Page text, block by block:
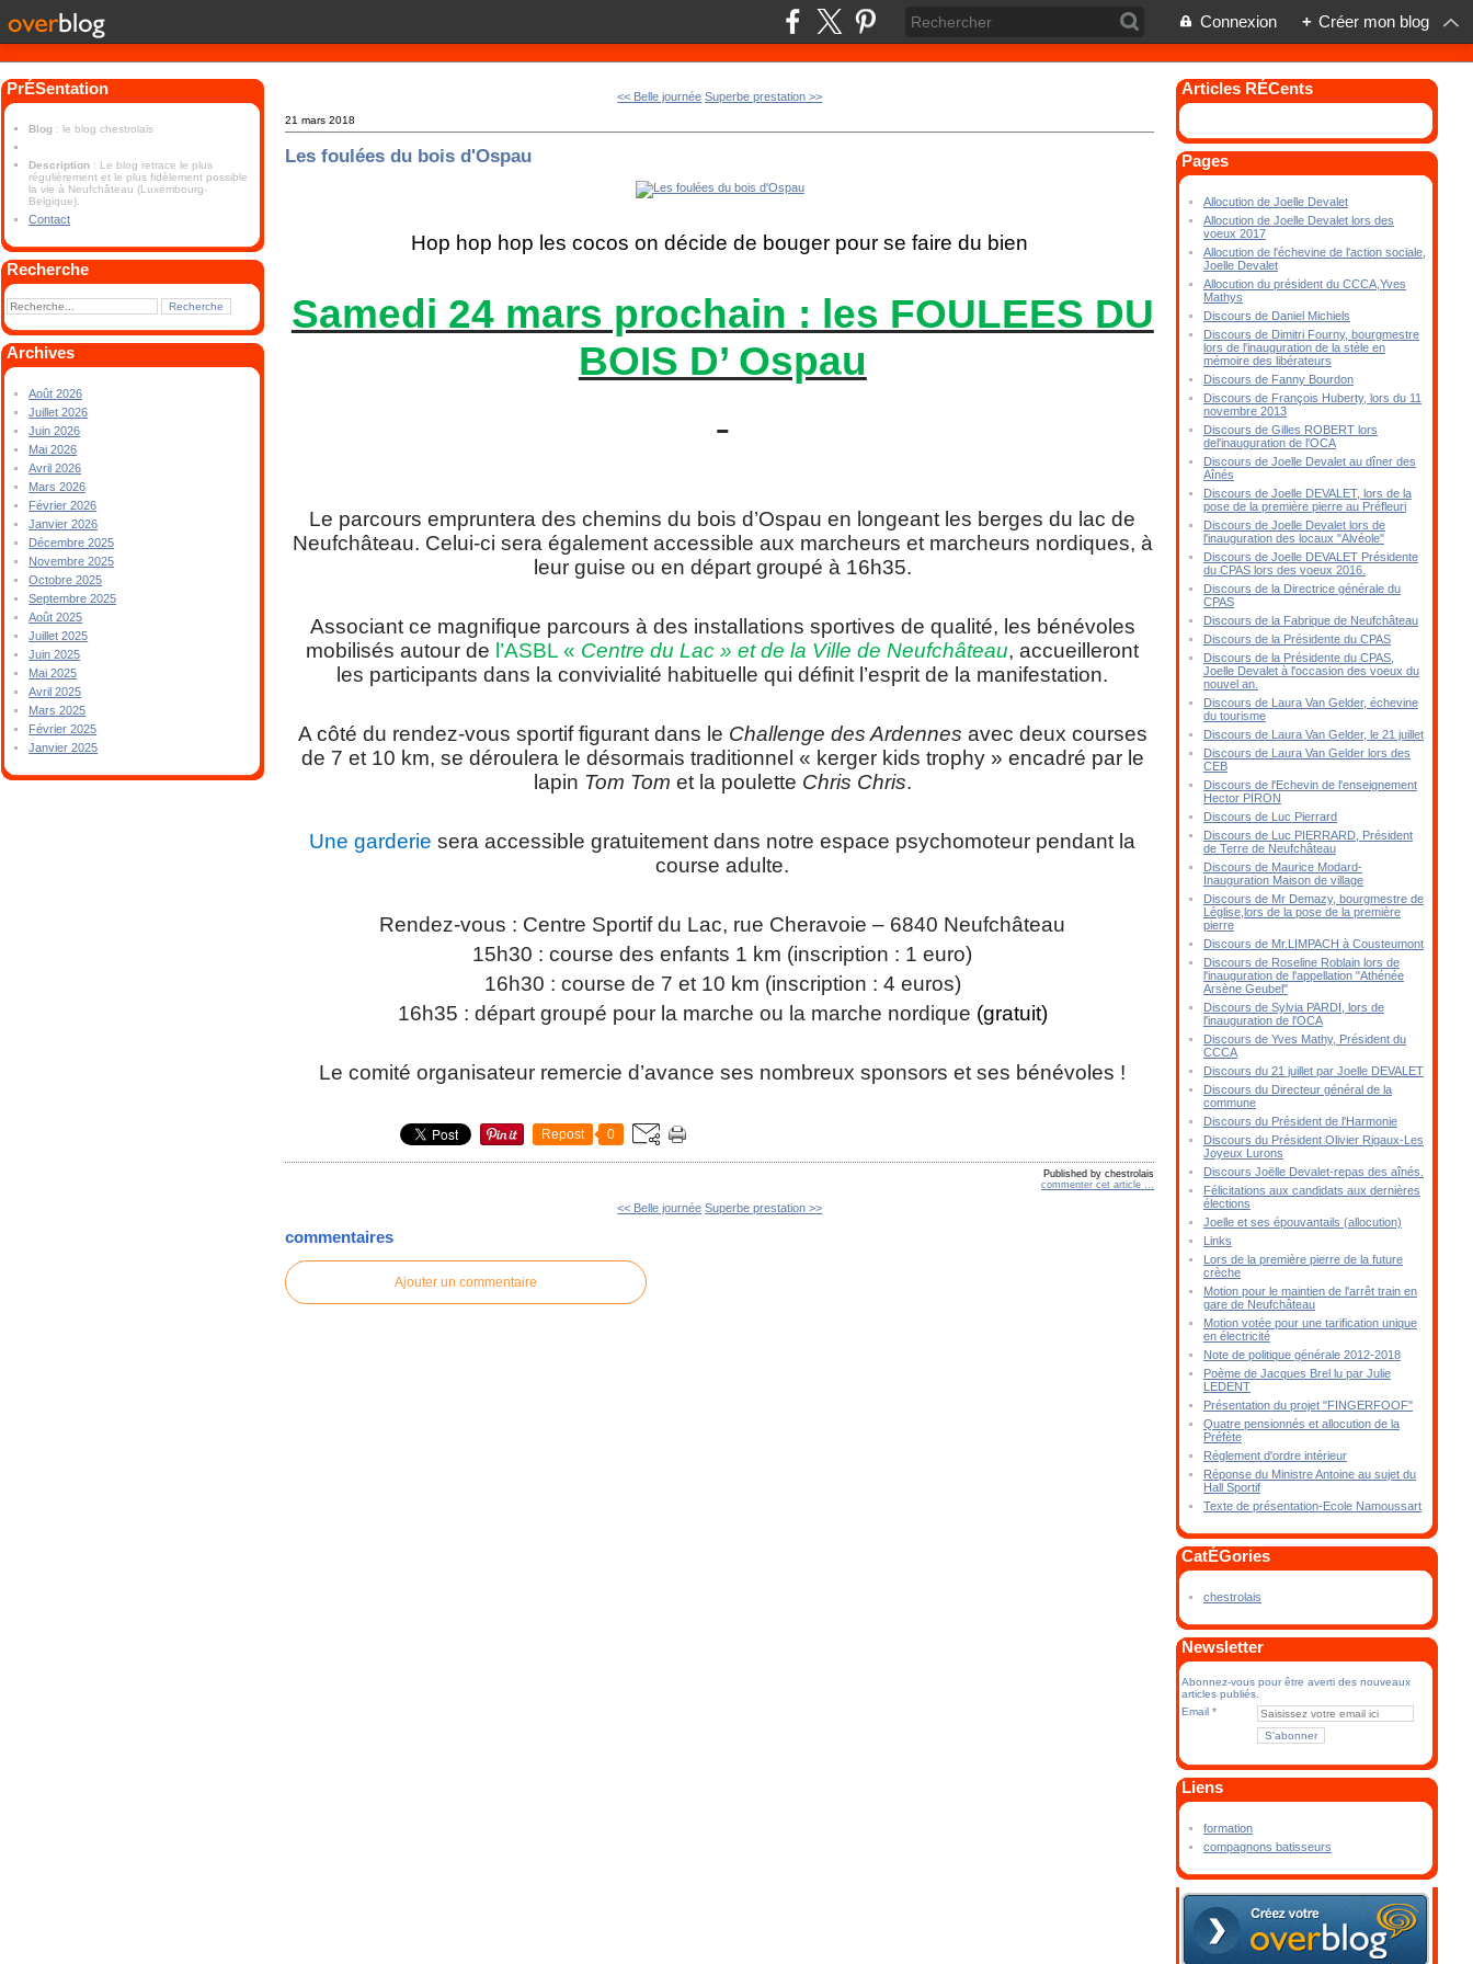
Connexion + Créer mon blog
PrÉSentation
Blog : le blog chestrolais
Description : Le blog retrace le plus
régulièrement et le plus fidèlement possible
la vie à Neufchâteau (Luxembourg-
Belgique).
Contact
Recherche
Archives
Août 2026
Juillet 2026
Juin 2026
Mai 2026
Avril 2026
Mars 2026
Février 2026
Janvier 2026
Décembre 2025
Novembre 2025
Octobre 2025
Septembre 2025
Août 2025
Juillet 2025
Juin 2025
Mai 2025
Avril 2025
Mars 2025
Février 2025
Janvier 2025
<< Belle journée Superbe prestation >>
21 mars 2018
Les foulées du bois d'Ospau
Hop hop hop les cocos on décide de bouger pour se faire du bien
Samedi 24 mars prochain : les FOULEES DU
BOIS D’ Ospau
Le parcours empruntera des chemins du bois d’Ospau en longeant les berges du lac de
Neufchâteau. Celui-ci sera également accessible aux marcheurs et marcheurs nordiques, à
leur guise ou en départ groupé à 16h35.
Associant ce magnifique parcours à des installations sportives de qualité, les bénévoles
mobilisés autour de l’ASBL « Centre du Lac » et de la Ville de Neufchâteau, accueilleront
les participants dans la convivialité habituelle qui définit l’esprit de la manifestation.
A côté du rendez-vous sportif figurant dans le Challenge des Ardennes avec deux courses
de 7 et 10 km, se déroulera le désormais traditionnel « kerger kids trophy » encadré par le
lapin Tom Tom et la poulette Chris Chris.
Une garderie sera accessible gratuitement dans notre espace psychomoteur pendant la
course adulte.
Rendez-vous : Centre Sportif du Lac, rue Cheravoie – 6840 Neufchâteau
15h30 : course des enfants 1 km (inscription : 1 euro)
16h30 : course de 7 et 10 km (inscription : 4 euros)
16h35 : départ groupé pour la marche ou la marche nordique (gratuit)
Le comité organisateur remercie d’avance ses nombreux sponsors et ses bénévoles !
Repost 0
Published by chestrolais
commenter cet article
<< Belle journée Superbe prestation >>
commentaires
Ajouter un commentaire
Articles RÉCents
Pages
Allocution de Joelle Devalet
Allocution de Joelle Devalet lors des
voeux 2017
Allocution de l'échevine de l'action sociale,
Joelle Devalet
Allocution du président du CCCA,Yves
Mathys
Discours de Daniel Michiels
Discours de Dimitri Fourny, bourgmestre
lors de l'inauguration de la stèle en
mémoire des libérateurs
Discours de Fanny Bourdon
Discours de François Huberty, lors du 11
novembre 2013
Discours de Gilles ROBERT lors
del'inauguration de l'OCA
Discours de Joelle Devalet au dîner des
Aînés
Discours de Joelle DEVALET, lors de la
pose de la première pierre au Préfleuri
Discours de Joelle Devalet lors de
l'inauguration des locaux "Alvéole"
Discours de Joelle DEVALET Présidente
du CPAS lors des voeux 2016.
Discours de la Directrice générale du
CPAS
Discours de la Fabrique de Neufchâteau
Discours de la Présidente du CPAS
Discours de la Présidente du CPAS,
Joelle Devalet à l'occasion des voeux du
nouvel an.
Discours de Laura Van Gelder, échevine
du tourisme
Discours de Laura Van Gelder, le 21 juillet
Discours de Laura Van Gelder lors des
CEB
Discours de l'Echevin de l'enseignement
Hector PIRON
Discours de Luc Pierrard
Discours de Luc PIERRARD, Président
de Terre de Neufchâteau
Discours de Maurice Modard-
Inauguration Maison de village
Discours de Mr Demazy, bourgmestre de
Léglise,lors de la pose de la première
pierre
Discours de Mr.LIMPACH à Cousteumont
Discours de Roseline Roblain lors de
l'inauguration de l'appellation "Athénée
Arsène Geubel"
Discours de Sylvia PARDI, lors de
l'inauguration de l'OCA
Discours de Yves Mathy, Président du
CCCA
Discours du 21 juillet par Joelle DEVALET
Discours du Directeur général de la
commune
Discours du Président de l'Harmonie
Discours du Président Olivier Rigaux-Les
Joyeux Lurons
Discours Joëlle Devalet-repas des aînés.
Félicitations aux candidats aux dernières
élections
Joelle et ses épouvantails (allocution)
Links
Lors de la première pierre de la future
crèche
Motion pour le maintien de l'arrêt train en
gare de Neufchâteau
Motion votée pour une tarification unique
en électricité
Note de politique générale 2012-2018
Poème de Jacques Brel lu par Julie
LEDENT
Présentation du projet "FINGERFOOF"
Quatre pensionnés et allocution de la
Préfète
Réglement d'ordre intérieur
Réponse du Ministre Antoine au sujet du
Hall Sportif
Texte de présentation-Ecole Namoussart
CatÉGories
chestrolais
Newsletter
Abonnez-vous pour être averti des nouveaux
articles publiés.
Email
Liens
formation
compagnons batisseurs